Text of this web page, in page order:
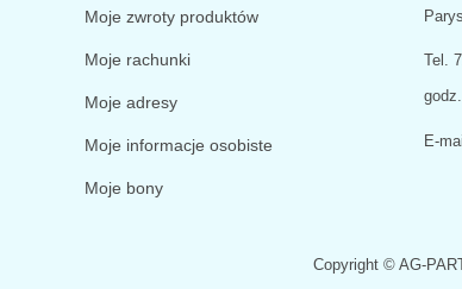
Moje zwroty produktów
Moje rachunki
Moje adresy
Moje informacje osobiste
Moje bony
Tel.
E-
Copyright © AG-